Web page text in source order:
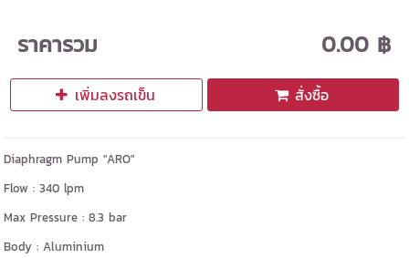
ราคารวม 0.00 ฿
เพิ่มลงรถเข็น สั่งซื้อ
Diaphragm Pump "ARO"
Flow : 340 lpm
Max Pressure : 8.3 bar
Body : Aluminium